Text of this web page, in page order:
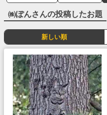
㈱ぽんさんの投稿したお題
新しい順